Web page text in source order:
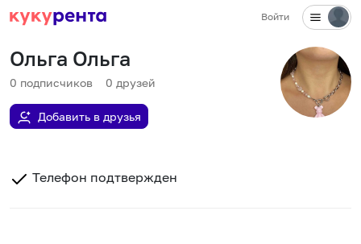
Войти
Ольга Ольга
0 подписчиков 0 друзей
Добавить в друзья
Телефон подтвержден